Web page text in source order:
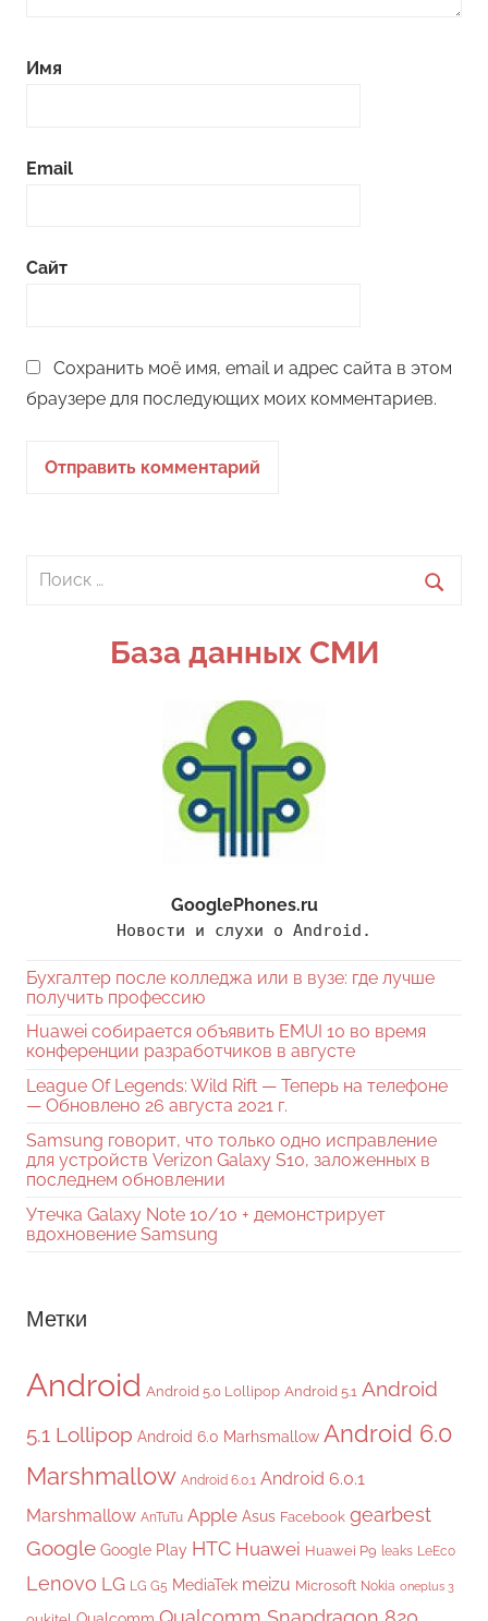
Имя
Email
Сайт
Сохранить моё имя, email и адрес сайта в этом
браузере для последующих моих комментариев.
Поиск
База данных СМИ
GooglePhones.ru
Новости и слухи о Android.
Бухгалтер после колледжа или в вузе: где лучше
получить профессию
Huawei собирается объявить EMUI 10 во время
конференции разработчиков в августе
League Of Legends: Wild Rift — Теперь на телефоне
— Обновлено 26 августа 2021 г.
Samsung говорит, что только одно исправление
для устройств Verizon Galaxy S10, заложенных в
последнем обновлении
Утечка Galaxy Note 10/10 + демонстрирует
вдохновение Samsung
Метки
Android Android 5.0 Lollipop Android 5.1 Android
5.1 Lollipop Android 6.0 Marhsmallow Android 6.0
Marshmallow Android 6.0.1 Android 6.0.1
Marshmallow AnTuTu Apple Asus Facebook gearbest
Google Google Play HTC Huawei Huawei P9 leaks LeEco
Lenovo LG LG G5 MediaTek meizu Microsoft Nokia oneplus 3